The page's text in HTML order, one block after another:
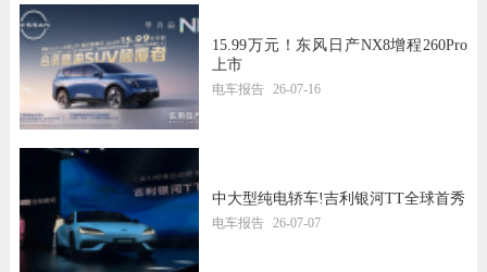
15.99万元！东风日产NX8增程260Pro
上市
电车报告 26-07-16
中大型纯电轿车!吉利银河TT全球首秀
电车报告 26-07-07